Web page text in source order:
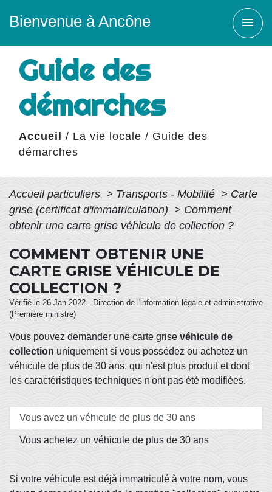
Bienvenue à Ancône menu
Guide des
démarches
Accueil / La vie locale / Guide des
démarches
Accueil particuliers > Transports - Mobilité > Carte
grise (certificat d'immatriculation) > Comment
obtenir une carte grise véhicule de collection ?
COMMENT OBTENIR UNE
CARTE GRISE VÉHICULE DE
COLLECTION ?
Vérifié le 26 Jan 2022 - Direction de l'information légale et administrative
(Première ministre)
Vous pouvez demander une carte grise véhicule de
collection uniquement si vous possédez ou achetez un
véhicule de plus de 30 ans, qui n'est plus produit et dont
les caractéristiques techniques n'ont pas été modifiées.
Vous avez un véhicule de plus de 30 ans
Vous achetez un véhicule de plus de 30 ans
Si votre véhicule est déjà immatriculé à votre nom, vous